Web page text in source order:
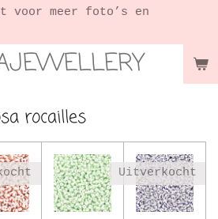
en
rocailles
Uitverkocht